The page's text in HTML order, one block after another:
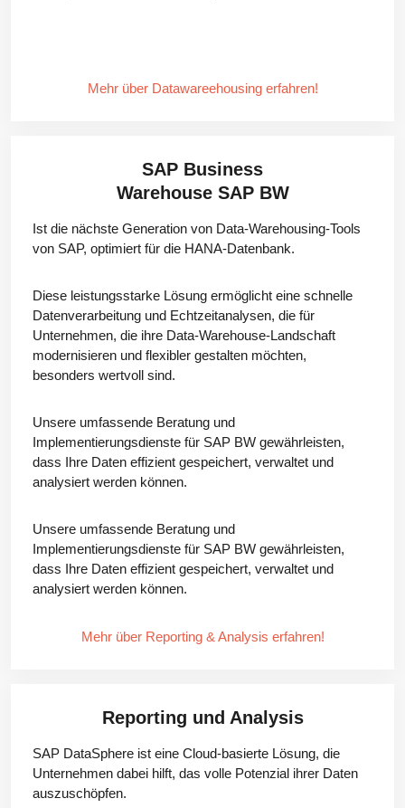
Mehr über Datawareehousing erfahren!
SAP Business
Warehouse SAP BW
Ist die nächste Generation von Data-Warehousing-Tools
von SAP, optimiert für die HANA-Datenbank.
Diese leistungsstarke Lösung ermöglicht eine schnelle
Datenverarbeitung und Echtzeitanalysen, die für
Unternehmen, die ihre Data-Warehouse-Landschaft
modernisieren und flexibler gestalten möchten,
besonders wertvoll sind.
Unsere umfassende Beratung und
Implementierungsdienste für SAP BW gewährleisten,
dass Ihre Daten effizient gespeichert, verwaltet und
analysiert werden können.
Unsere umfassende Beratung und
Implementierungsdienste für SAP BW gewährleisten,
dass Ihre Daten effizient gespeichert, verwaltet und
analysiert werden können.
Mehr über Reporting & Analysis erfahren!
Reporting und Analysis
SAP DataSphere ist eine Cloud-basierte Lösung, die
Unternehmen dabei hilft, das volle Potenzial ihrer Daten
auszuschöpfen.